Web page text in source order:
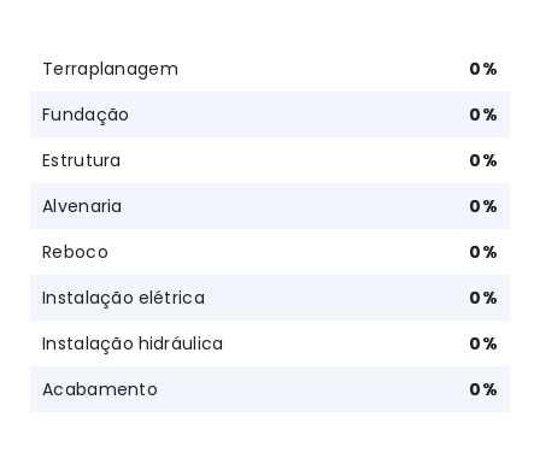
Terraplanagem 0%
Fundação
0%
Estrutura
0%
Alvenaria
0%
Reboco
0%
Instalação elétrica
0%
Instalação hidráulica
0%
Acabamento
0%